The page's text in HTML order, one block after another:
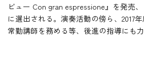
ビュー Con gran espressione』を発売
に選出される。演奏活動の傍ら、2017
常勤講師を務める等、後進の指導にも力